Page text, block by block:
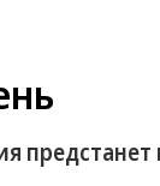
предстанет